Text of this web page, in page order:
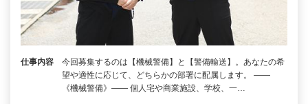
仕事内容
今回募集するのは【機械警備】と【警備輸送】。あなたの希
望や適性に応じて、どちらかの部署に配属します。 ――
《機械警備》―― 個人宅や商業施設、学校、一…